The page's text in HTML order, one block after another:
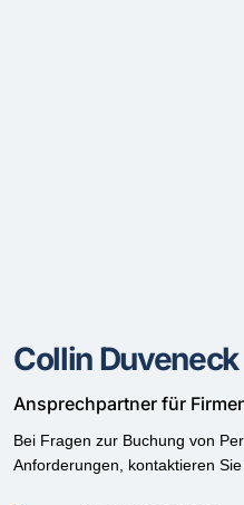
Collin Duveneck
Ansprechpartner für
Bei Fragen zur Buchung von
Anforderungen, kontaktieren Sie